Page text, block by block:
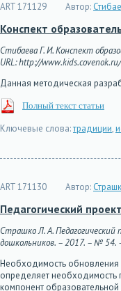
ART 171129 Автор:
Конспект
Стибаева Г. И. Конспект
URL: http://
Данная методическая
Полный текст статьи
Ключевые слова:традиции,
ART 171130 Автор:
Педагогический
Страшко Л. А. Педагогический
дошкольников. – 2017. – № 54.
Необходимость обновления
определяет необходимость
компонент